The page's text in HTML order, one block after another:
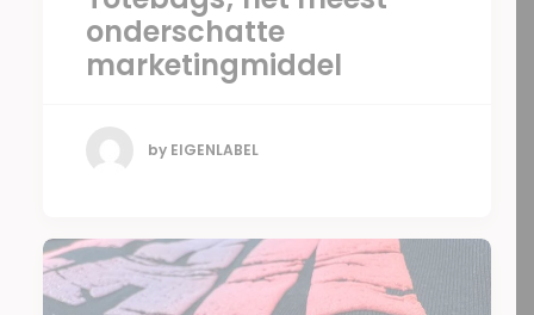
onderschatte
marketingmiddel
by EIGENLABEL